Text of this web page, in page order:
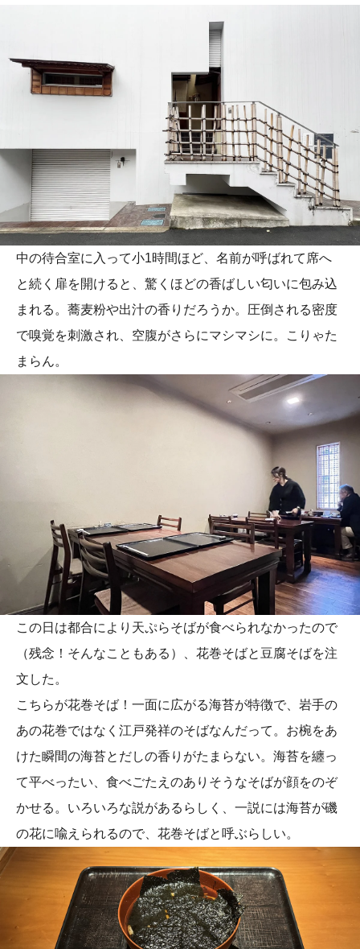
中の待合室に入って小1時間ほど、名前が呼ばれて席へ
と続く扉を開けると、驚くほどの香ばしい匂いに包み込
まれる。蕎麦粉や出汁の香りだろうか。圧倒される密度
で嗅覚を刺激され、空腹がさらにマシマシに。こりゃた
まらん。
この日は都合により天ぷらそばが食べられなかったので
（残念！そんなこともある）、花巻そばと豆腐そばを注
文した。
こちらが花巻そば！一面に広がる海苔が特徴で、岩手の
あの花巻ではなく江戸発祥のそばなんだって。お椀をあ
けた瞬間の海苔とだしの香りがたまらない。海苔を纏っ
て平べったい、食べごたえのありそうなそばが顔をのぞ
かせる。いろいろな説があるらしく、一説には海苔が磯
の花に喩えられるので、花巻そばと呼ぶらしい。